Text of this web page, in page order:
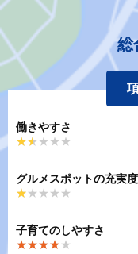
総
働きやすさ
★★★★★
★★★★★
グルメスポットの充実度
★★★★★
★★★★★
子育てのしやすさ
★★★★★
★★★★★